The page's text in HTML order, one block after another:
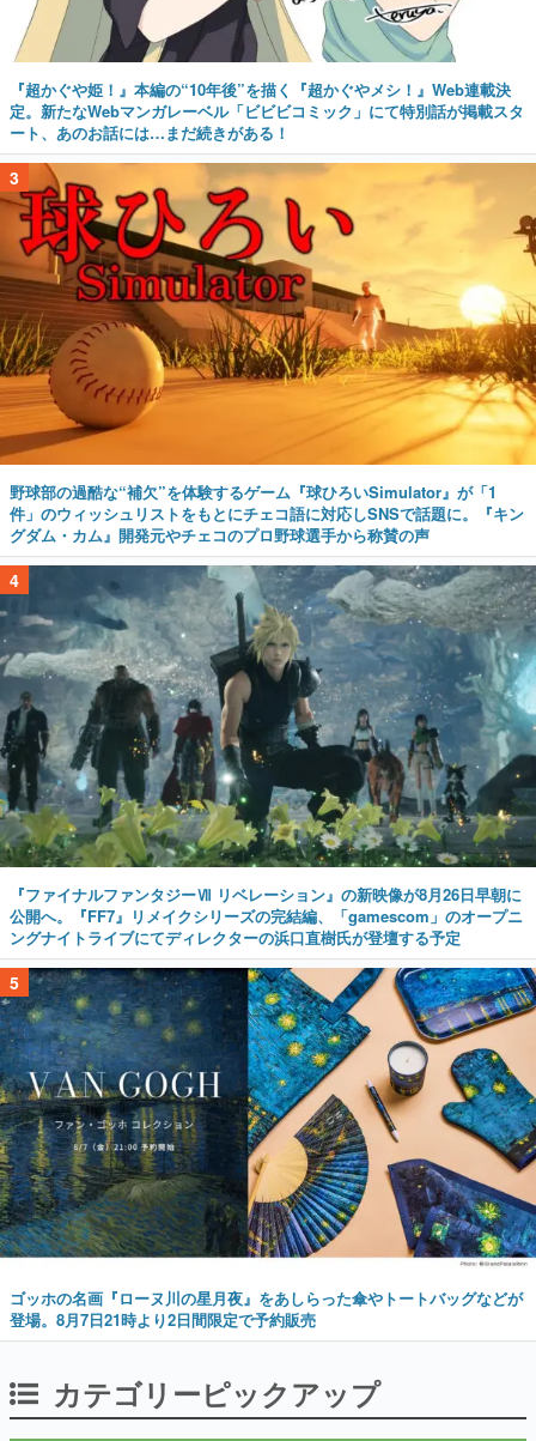
『超かぐや姫！』本編の“10年後”を描く『超かぐやメシ！』Web連載決
定。新たなWebマンガレーベル「ビビビコミック」にて特別話が掲載スタ
ート、あのお話には…まだ続きがある！
3
野球部の過酷な“補欠”を体験するゲーム『球ひろいSimulator』が「1
件」のウィッシュリストをもとにチェコ語に対応しSNSで話題に。『キン
グダム・カム』開発元やチェコのプロ野球選手から称賛の声
4
『ファイナルファンタジーⅦ リベレーション』の新映像が8月26日早朝に
公開へ。『FF7』リメイクシリーズの完結編、「gamescom」のオープニ
ングナイトライブにてディレクターの浜口直樹氏が登壇する予定
5
ゴッホの名画『ローヌ川の星月夜』をあしらった傘やトートバッグなどが
登場。8月7日21時より2日間限定で予約販売
カテゴリーピックアップ